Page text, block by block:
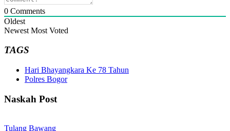
0 Comments
Oldest
Newest Most Voted
TAGS
Hari Bhayangkara Ke 78 Tahun
Polres Bogor
Naskah Post
Tulang Bawang